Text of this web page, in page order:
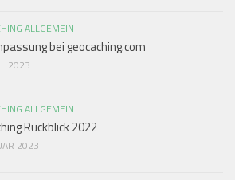
ALLGEMEIN
bei geocaching.com
2023
ALLGEMEIN
Rückblick 2022
2023